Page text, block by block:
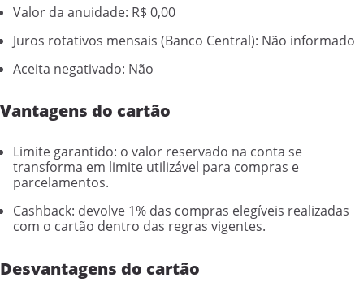
Valor da anuidade: R$ 0,00
Juros rotativos mensais (Banco Central): Não informado
Aceita negativado: Não
Vantagens do cartão
Limite garantido: o valor reservado na conta se
transforma em limite utilizável para compras e
parcelamentos.
Cashback: devolve 1% das compras elegíveis realizadas
com o cartão dentro das regras vigentes.
Desvantagens do cartão